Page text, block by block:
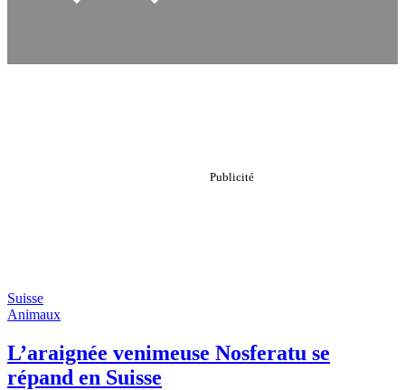
Suisse
Animaux
L’araignée venimeuse Nosferatu se
répand en Suisse